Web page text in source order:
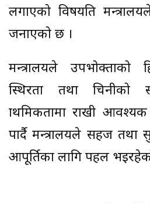
लगाएको विषयप्रति
जनाएको छ ।
मन्त्रालयले उपभोक्ताको
स्थिरता तथा चिनीको
प्राथमिकतामा राखी
पार्दै मन्त्रालयले सहज
आपूर्तिका लागि पहल